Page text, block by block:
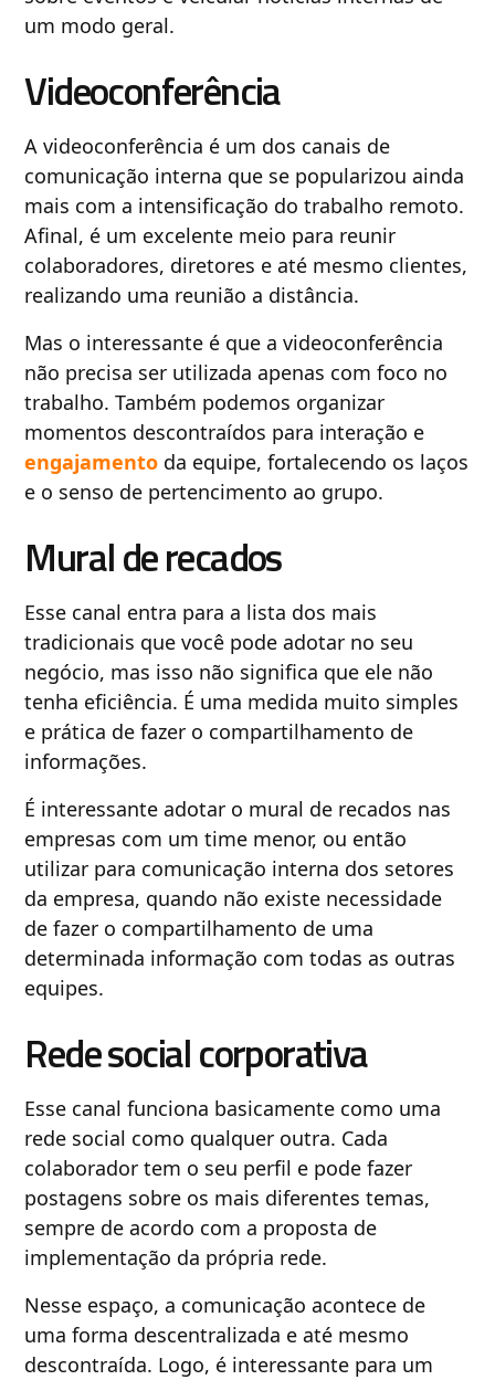
um modo geral.
Videoconferência
A videoconferência é um dos canais de
comunicação interna que se popularizou ainda
mais com a intensificação do trabalho remoto.
Afinal, é um excelente meio para reunir
colaboradores, diretores e até mesmo clientes,
realizando uma reunião a distância.
Mas o interessante é que a videoconferência
não precisa ser utilizada apenas com foco no
trabalho. Também podemos organizar
momentos descontraídos para interação e
engajamento da equipe, fortalecendo os laços
e o senso de pertencimento ao grupo.
Mural de recados
Esse canal entra para a lista dos mais
tradicionais que você pode adotar no seu
negócio, mas isso não significa que ele não
tenha eficiência. É uma medida muito simples
e prática de fazer o compartilhamento de
informações.
É interessante adotar o mural de recados nas
empresas com um time menor, ou então
utilizar para comunicação interna dos setores
da empresa, quando não existe necessidade
de fazer o compartilhamento de uma
determinada informação com todas as outras
equipes.
Rede social corporativa
Esse canal funciona basicamente como uma
rede social como qualquer outra. Cada
colaborador tem o seu perfil e pode fazer
postagens sobre os mais diferentes temas,
sempre de acordo com a proposta de
implementação da própria rede.
Nesse espaço, a comunicação acontece de
uma forma descentralizada e até mesmo
descontraída. Logo, é interessante para um